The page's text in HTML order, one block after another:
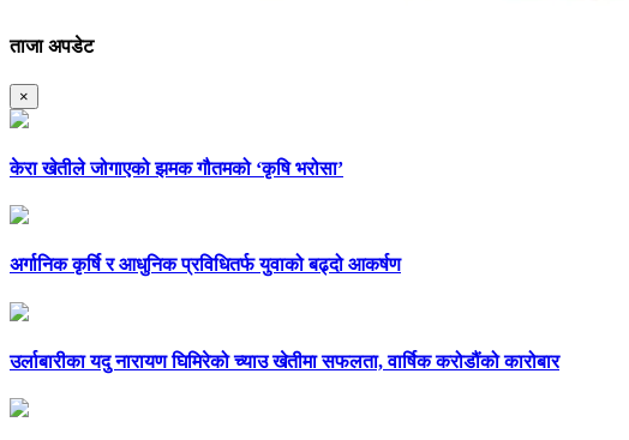
ताजा अपडेट
×
केरा खेतीले जोगाएको झमक गौतमको ‘कृषि भरोसा’
अर्गानिक कृर्षि र आधुनिक प्रविधितर्फ युवाको बढ्दो आकर्षण
उर्लाबारीका यदु नारायण घिमिरेको च्याउ खेतीमा सफलता, वार्षिक करोडौंको कारोबार